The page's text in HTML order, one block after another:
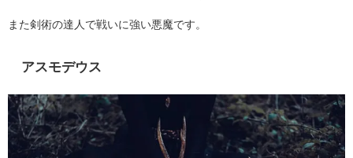
また剣術の達人で戦いに強い悪魔です。
アスモデウス